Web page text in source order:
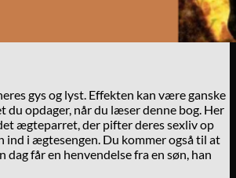
gys og lyst. Effekten kan være ganske
du opdager, når du læser denne bog. Her
ægteparret, der pifter deres sexliv op
ind i ægtesengen. Du kommer også til at
dag får en henvendelse fra en søn, han